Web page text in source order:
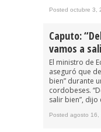
Posted octubre 3,
Caputo:
vamos a
El ministro de
aseguró que
bien” durante
cordobeses.
salir bien”,
Posted agosto 16,